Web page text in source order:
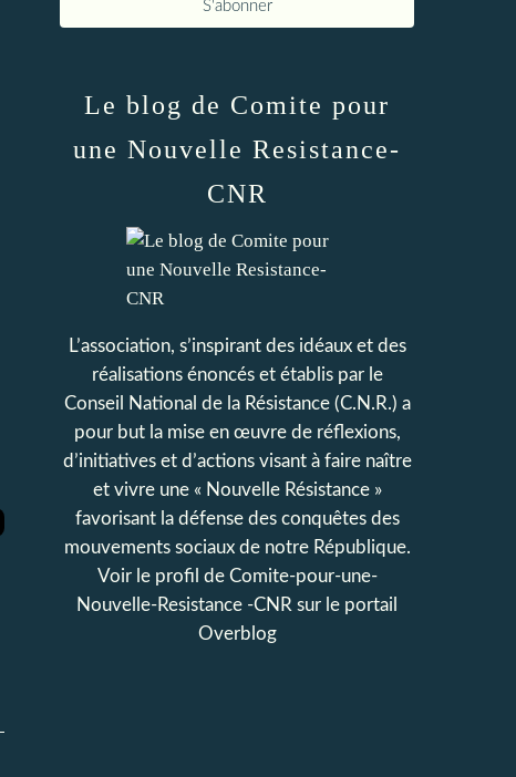
Le blog de Comite pour
une Nouvelle Resistance-
CNR
L’association, s’inspirant des idéaux et des
réalisations énoncés et établis par le
Conseil National de la Résistance (C.N.R.) a
pour but la mise en œuvre de réflexions,
d’initiatives et d’actions visant à faire naître
et vivre une « Nouvelle Résistance »
favorisant la défense des conquêtes des
mouvements sociaux de notre République.
Voir le profil de Comite-pour-une-
Nouvelle-Resistance -CNR sur le portail
Overblog